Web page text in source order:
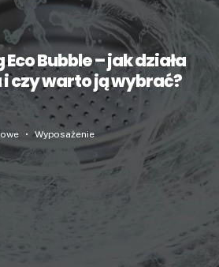
Bubble – jak działa
czy warto ją wybrać?
Wyposażenie